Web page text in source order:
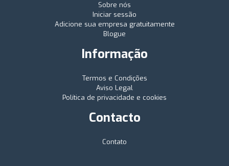
Sobre nós
Iniciar sessão
Adicione sua empresa gratuitamente
Blogue
Informação
Termos e Condições
Aviso Legal
Política de privacidade e cookies
Contacto
Contato